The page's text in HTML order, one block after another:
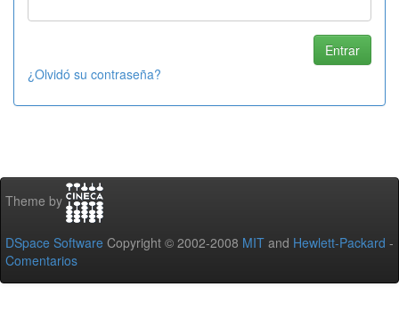
¿Olvidó su contraseña?
Theme by
DSpace Software Copyright © 2002-2008 MIT and Hewlett-Packard -
Comentarios